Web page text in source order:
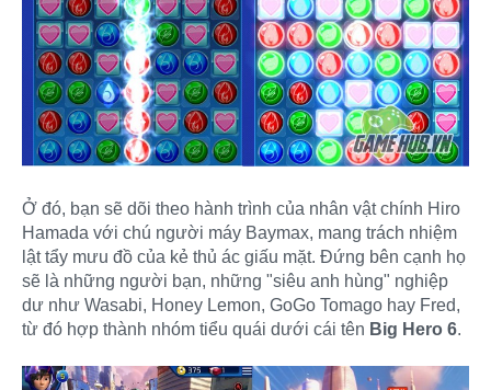
Ở đó, bạn sẽ dõi theo hành trình của nhân vật chính Hiro
Hamada với chú người máy Baymax, mang trách nhiệm
lật tẩy mưu đồ của kẻ thủ ác giấu mặt. Đứng bên cạnh họ
sẽ là những người bạn, những "siêu anh hùng" nghiệp
dư như Wasabi, Honey Lemon, GoGo Tomago hay Fred,
từ đó hợp thành nhóm tiểu quái dưới cái tên Big Hero 6.